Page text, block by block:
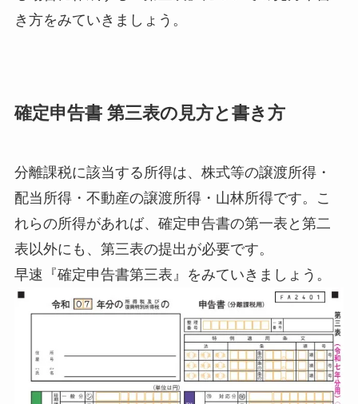
き方をみていきましょう。
確定申告書 第三表の見方と書き方
分離課税に該当する所得は、株式等の譲渡所得・
配当所得・不動産の譲渡所得・山林所得です。こ
れらの所得があれば、確定申告書の第一表と第二
表以外にも、第三表の提出が必要です。
早速『確定申告書第三表』をみていきましょう。